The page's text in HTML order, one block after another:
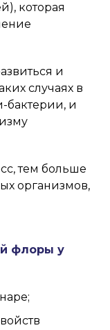
которая
и
случаях в
бактерии, и
тем больше
организмов,
флоры у